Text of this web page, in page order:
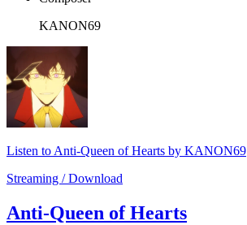
KANON69
Listen to Anti-Queen of Hearts by KANON69
Streaming / Download
Anti-Queen of Hearts